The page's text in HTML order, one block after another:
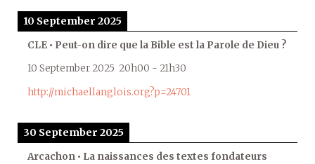
10 September 2025
CLE • Peut-on dire que la Bible est la Parole de Dieu ?
10 September 2025 20h00 - 21h30
http://michaellanglois.org?p=24701
30 September 2025
Arcachon • La naissances des textes fondateurs